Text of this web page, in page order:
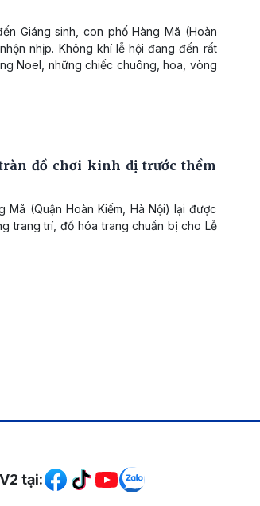
Giáng sinh, con phố Hàng Mã (Hoàn
nhịp. Không khí lễ hội đang đến rất
Noel, những chiếc chuông, hoa, vòng
đồ chơi kinh dị trước thềm
(Quận Hoàn Kiếm, Hà Nội) lại được
trang trí, đồ hóa trang chuẩn bị cho Lễ
hội
tại: